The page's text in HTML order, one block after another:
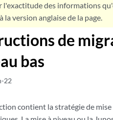
l'exactitude des informations
la version anglaise de la page.
de
bas
22
contient la stratégie de mise